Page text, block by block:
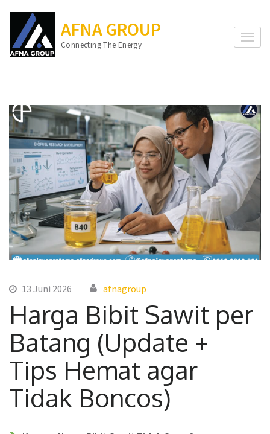
konten
(Tekan
AFNA GROUP
Connecting The Energy
13 Juni 2026 afnagroup
Harga Bibit Sawit per
Batang (Update +
Tips Hemat agar
Tidak Boncos)